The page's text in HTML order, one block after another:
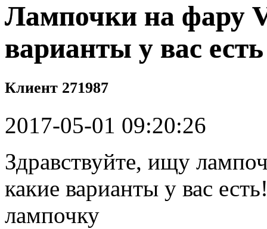
Лампочки на фару
варианты у вас есть
Клиент 271987
2017-05-01 09:20:26
Здравствуйте, ищу
какие варианты у вас
лампочку